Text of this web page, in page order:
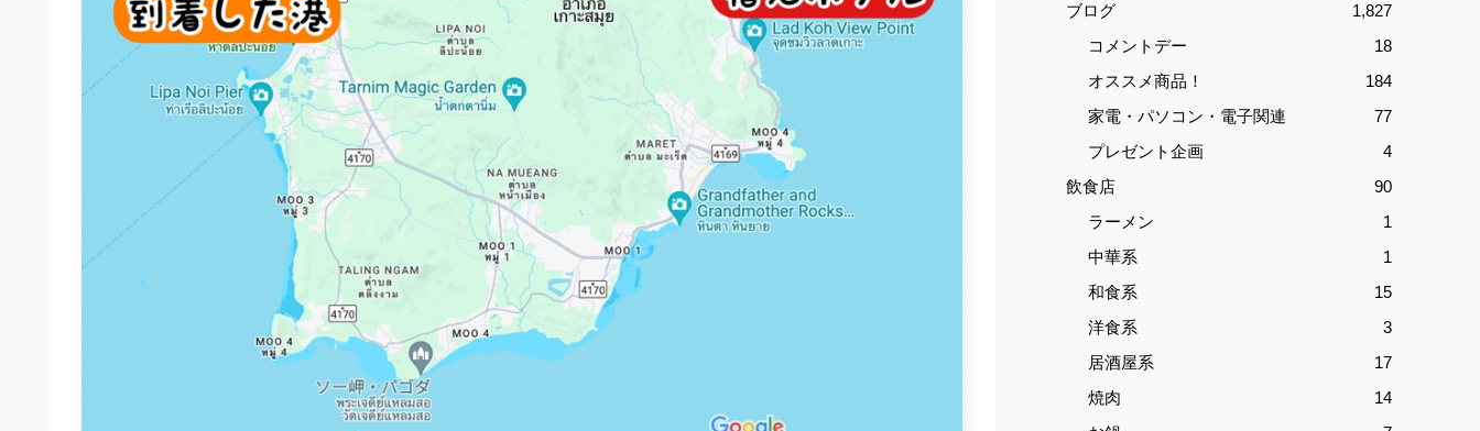
ブログ
1,827
コメントデー
18
オススメ商品！
184
家電・パソコン・電子関連
77
プレゼント企画
4
飲食店
90
ラーメン
1
中華系
1
和食系
15
洋食系
3
居酒屋系
17
焼肉
14